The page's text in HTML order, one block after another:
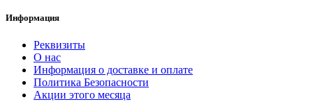
Информация
Реквизиты
О нас
Информация о доставке и оплате
Политика Безопасности
Акции этого месяца